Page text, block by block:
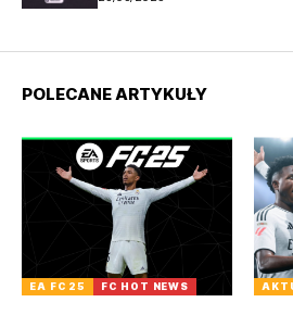
POLECANE ARTYKUŁY
EA FC 25 FC HOT NEWS